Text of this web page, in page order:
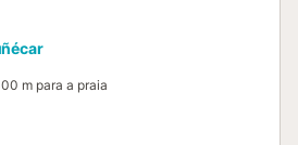
m para a praia